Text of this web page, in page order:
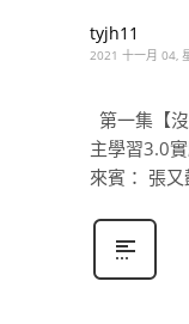
tyjh11
2021 十一月 04,
第一集【
主學習3.0
來賓： 張又